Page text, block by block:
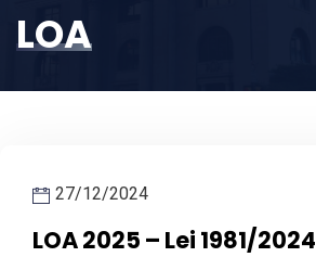
LOA
27/12/2024
LOA 2025 – Lei 1981/2024